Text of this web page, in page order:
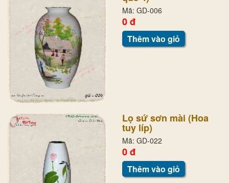
Mã: GD-006
0 đ
Thêm vào giỏ
Lọ sứ sơn mài (Hoa
tuy líp)
Mã: GD-022
0 đ
Thêm vào giỏ